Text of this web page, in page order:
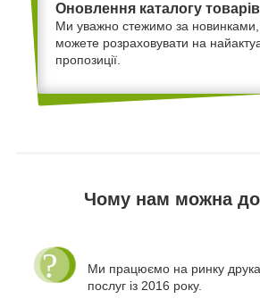
Оновлення каталогу товарів
Ми уважно стежимо за
можете розраховувати на
пропозиції.
Чому нам можна
Ми працюємо на ринку
послуг із 2016 року.